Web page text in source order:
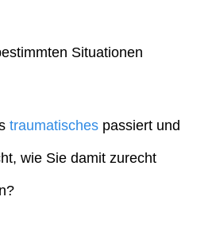
Situationen
traumatisches passiert und
wie Sie damit zurecht